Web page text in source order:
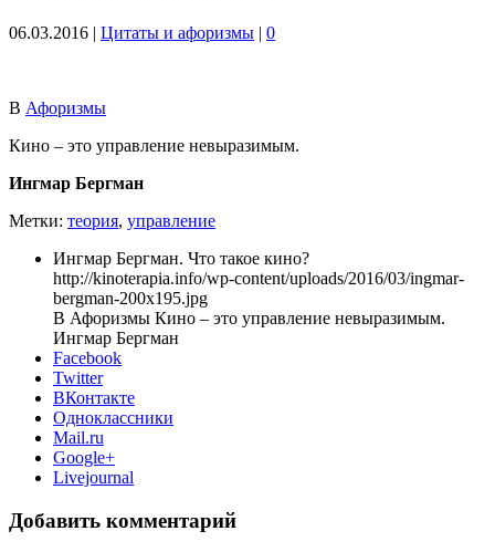
06.03.2016 | Цитаты и афоризмы | 0
В Афоризмы
Кино – это управление невыразимым.
Ингмар Бергман
Метки: теория, управление
Ингмар Бергман. Что такое кино?
http://kinoterapia.info/wp-content/uploads/2016/03/ingmar-
bergman-200x195.jpg
В Афоризмы Кино – это управление невыразимым.
Ингмар Бергман
Facebook
Twitter
ВКонтакте
Одноклассники
Mail.ru
Google+
Livejournal
Добавить комментарий